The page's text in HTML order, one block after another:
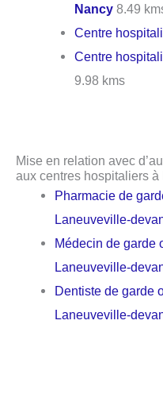
Nancy 8.49
Centre
Centre
9.98 kms
Mise en relation avec
aux centres hospitaliers
Pharmacie de
Laneuveville-
Médecin de garde
Laneuveville-
Dentiste de garde
Laneuveville-